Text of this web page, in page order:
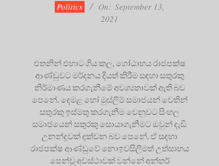
Politics On: September 13,
2021
එතනින් එහාට ගිය කල, ගෝඨාභය රාජපක්ෂ
ආණ්ඩුවට මර්දනය දියත් කිරීම සඳහා සතුරකු
නිර්මාණය කරගැනීමේ අවශ්‍යතාවක් ඇති බව
පෙනේ. දෙමළ හෝ මුස්ලිම් සමාජයන් වෙතින්
සතුරකු ඉස්මතු කරගැනීම වෙනුවට සිංහල
සමාජයෙන් සතුරකු සොයාගැනීමට ඔවුන් දැඩි
උනන්දුවක් දක්වන බව පෙනේ. ඒ සඳහා
රාජපක්ෂ ආණ්ඩුවේ නොඉවසිලිමත් උත්සාහය
පෙන්වූ අවස්ථාවක් වන්නේ අන්තර්